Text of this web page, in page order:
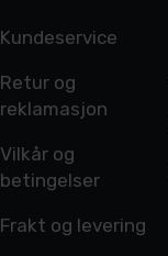
Kundeservice
Retur og
reklamasjon
Vilkår og
betingelser
Frakt og levering